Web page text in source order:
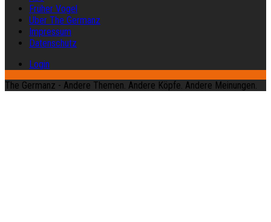
Früher Vogel
Über The Germanz
Impressum
Datenschutz
Login
The Germanz - Andere Themen. Andere Köpfe. Andere Meinungen.